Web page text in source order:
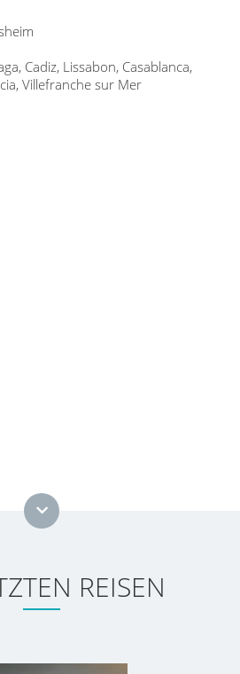
Cadiz, Lissabon, Casablanca,
Villefranche sur Mer
REISEN